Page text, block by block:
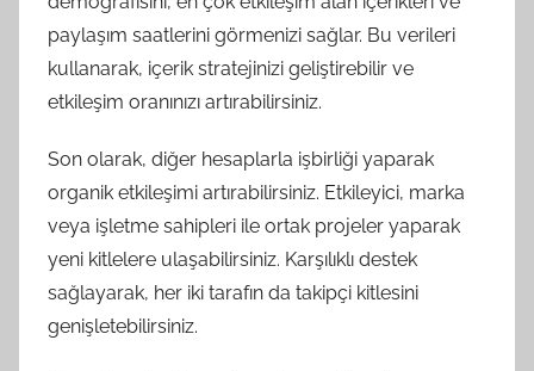
paylaşım saatlerini görmenizi sağlar. Bu verileri
kullanarak, içerik stratejinizi geliştirebilir ve
etkileşim oranınızı artırabilirsiniz.
Son olarak, diğer hesaplarla işbirliği yaparak
organik etkileşimi artırabilirsiniz. Etkileyici, marka
veya işletme sahipleri ile ortak projeler yaparak
yeni kitlelere ulaşabilirsiniz. Karşılıklı destek
sağlayarak, her iki tarafın da takipçi kitlesini
genişletebilirsiniz.